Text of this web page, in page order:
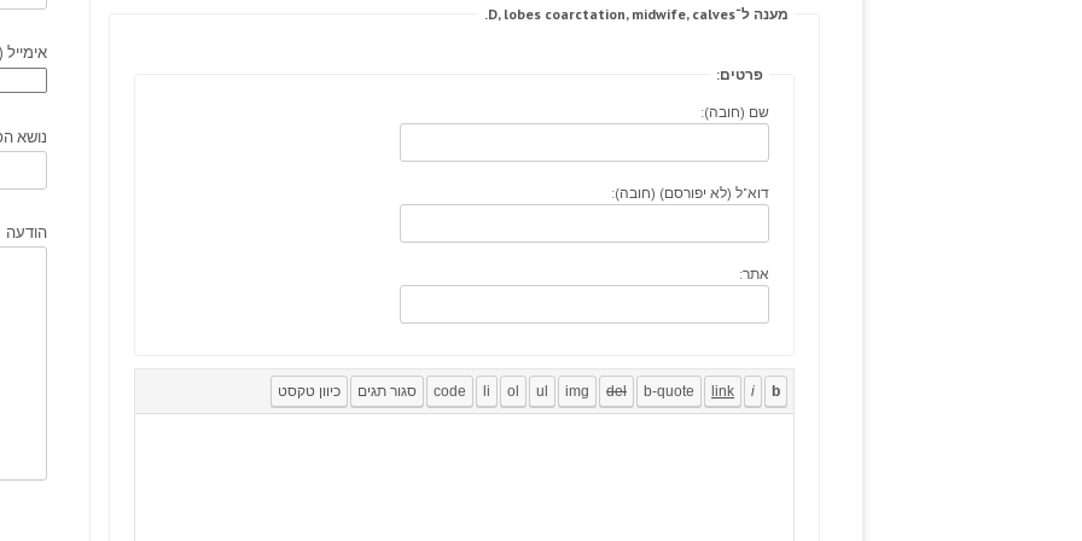
מענה ל־D, lobes coarctation, midwife, calves.
פרטים:
שם (חובה):
דוא"ל (לא יפורסם) (חובה):
אתר:
נושא
הודעה